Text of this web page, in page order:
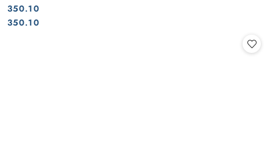
Cena:
350.10
Cena:
350.10